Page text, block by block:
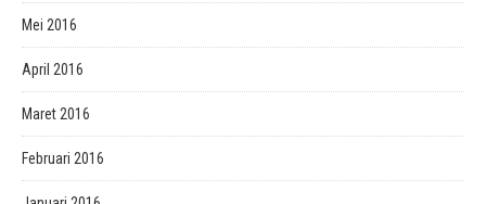
Mei 2016
April 2016
Maret 2016
Februari 2016